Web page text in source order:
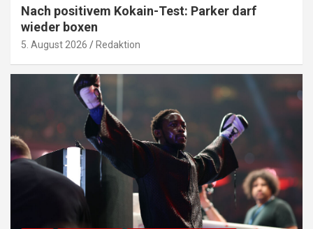
Nach positivem Kokain-Test: Parker darf
wieder boxen
5. August 2026 Redaktion